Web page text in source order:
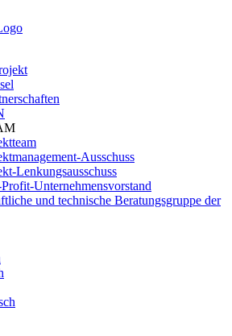
Ausschuss
Lenkungsausschuss
Unternehmensvorstand
und technische Beratungsgruppe der